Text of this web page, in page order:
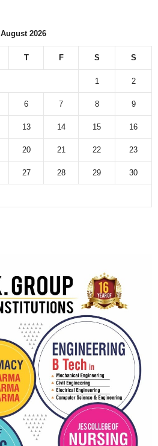
August 2026
T F S S
1 2
6 7 8 9
13 14 15 16
20 21 22 23
27 28 29 30